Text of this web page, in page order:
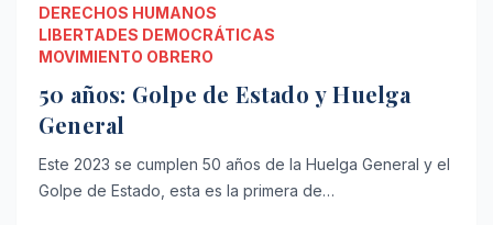
DERECHOS HUMANOS
LIBERTADES DEMOCRÁTICAS
MOVIMIENTO OBRERO
50 años: Golpe de Estado y Huelga
General
Este 2023 se cumplen 50 años de la Huelga General y el
Golpe de Estado, esta es la primera de…